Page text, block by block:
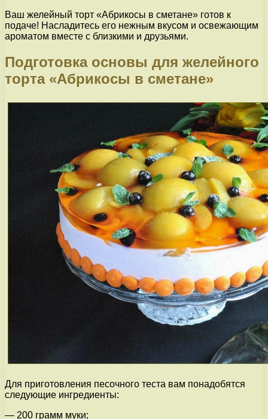
Ваш желейный торт «Абрикосы в сметане» готов к
подаче! Насладитесь его нежным вкусом и освежающим
ароматом вместе с близкими и друзьями.
Подготовка основы для желейного
торта «Абрикосы в сметане»
Для приготовления песочного теста вам понадобятся
следующие ингредиенты:
— 200 грамм муки;